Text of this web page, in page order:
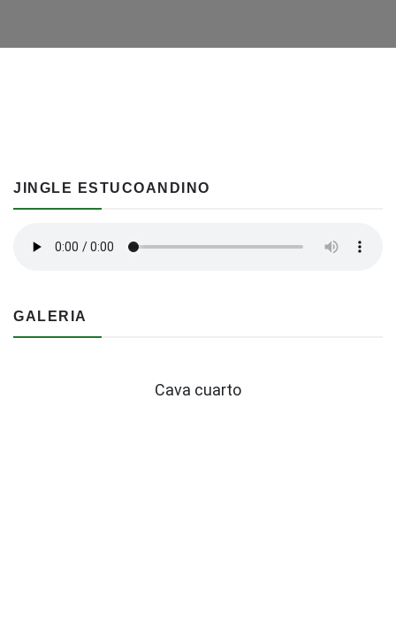
JINGLE ESTUCOANDINO
GALERIA
Cava cuarto